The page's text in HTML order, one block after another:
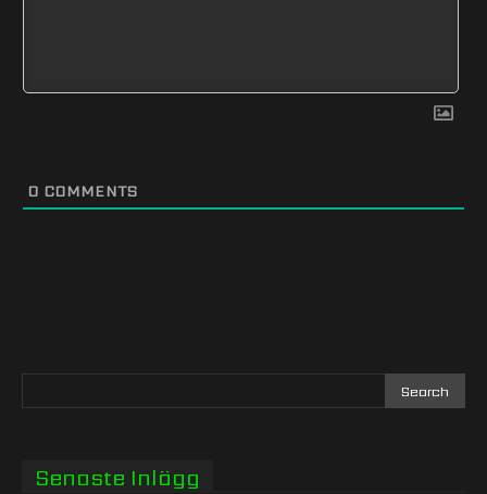
0 COMMENTS
Senaste Inlägg